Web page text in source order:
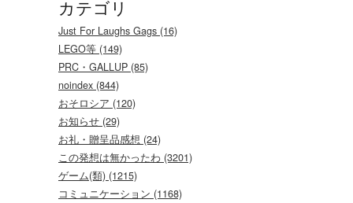
カテゴリ
Just For Laughs Gags (16)
LEGO等 (149)
PRC・GALLUP (85)
noindex (844)
おそロシア (120)
お知らせ (29)
お礼・贈呈品感想 (24)
この発想は無かったわ (3201)
ゲーム(類) (1215)
コミュニケーション (1168)